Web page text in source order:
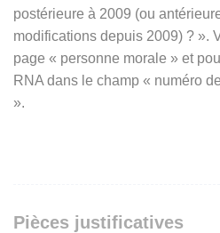
postérieure à 2009 (ou
modifications depuis 2009) ? ».
page « personne morale » et
RNA dans le champ « numéro
».
Pièces justificatives